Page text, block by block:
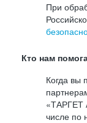
При
Кто нам
Когда
«ТАРГЕТ
числе по